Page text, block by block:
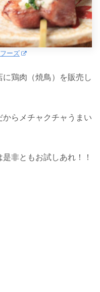
ーズ
鶏肉（焼鳥）を販売し
らメチャクチャうまい
非ともお試しあれ！！